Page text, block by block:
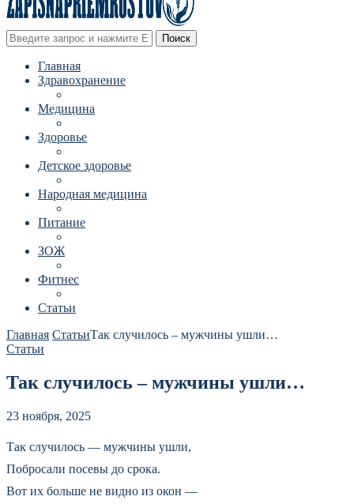
Поиск
Главная
Здравохранение
Медицина
Здоровье
Детское здоровье
Народная медицина
Питание
ЗОЖ
Фитнес
Статьи
Главная СтатьиТак случилось – мужчины ушли…
Статьи
Так случилось – мужчины ушли…
23 ноября, 2025
Так случилось — мужчины ушли,
Побросали посевы до срока.
Вот их больше не видно из окон —